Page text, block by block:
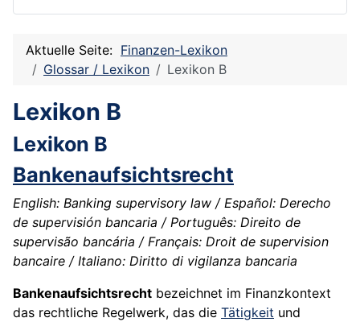
Aktuelle Seite: Finanzen-Lexikon
Glossar / Lexikon
Lexikon B
Lexikon B
Lexikon B
Bankenaufsichtsrecht
English: Banking supervisory law / Español: Derecho
de supervisión bancaria / Português: Direito de
supervisão bancária / Français: Droit de supervision
bancaire / Italiano: Diritto di vigilanza bancaria
Bankenaufsichtsrecht bezeichnet im Finanzkontext
das rechtliche Regelwerk, das die Tätigkeit und